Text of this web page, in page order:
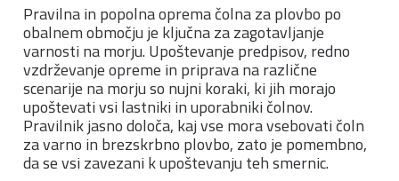
Pravilna in popolna oprema čolna za plovbo po
obalnem območju je ključna za zagotavljanje
varnosti na morju. Upoštevanje predpisov, redno
vzdrževanje opreme in priprava na različne
scenarije na morju so nujni koraki, ki jih morajo
upoštevati vsi lastniki in uporabniki čolnov.
Pravilnik jasno določa, kaj vse mora vsebovati čoln
za varno in brezskrbno plovbo, zato je pomembno,
da se vsi zavezani k upoštevanju teh smernic.